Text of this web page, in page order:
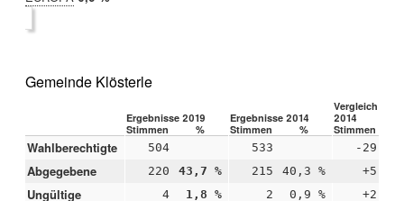
Gemeinde Klösterle
Ergebnisse 2019 Ergebnisse 2014
Vergleich
2014
Stimmen
% Stimmen % Stimmen
Wahlberechtigte 504 533 -29
Abgegebene 220 43,7 % 215 40,3 % +5
Ungültige 4 1,8 % 2 0,9 % +2